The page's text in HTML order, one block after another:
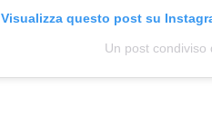
Visualizza questo post su
Un post condiviso